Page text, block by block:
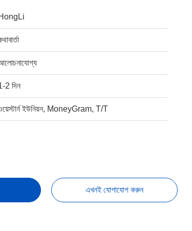
2 দিন
ইউনিয়ন, MoneyGram, T/T
এখনই যোগাযোগ করুন